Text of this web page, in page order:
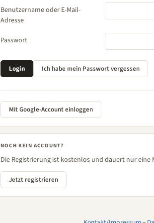
Benutzername oder E-Mail-
Adresse
Passwort
Mit Google-Account einloggen
NOCH KEIN ACCOUNT?
Die Registrierung ist kostenlos und dauert nur eine
Jetzt registrieren